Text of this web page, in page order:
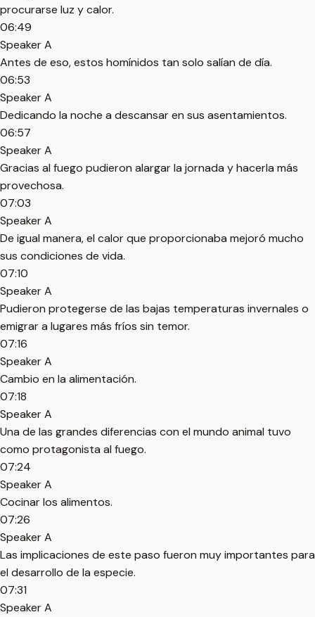
procurarse luz y calor.
06:49
Speaker A
Antes de eso, estos homínidos tan solo salían de día.
06:53
Speaker A
Dedicando la noche a descansar en sus asentamientos.
06:57
Speaker A
Gracias al fuego pudieron alargar la jornada y hacerla más
provechosa.
07:03
Speaker A
De igual manera, el calor que proporcionaba mejoró mucho
sus condiciones de vida.
07:10
Speaker A
Pudieron protegerse de las bajas temperaturas invernales o
emigrar a lugares más fríos sin temor.
07:16
Speaker A
Cambio en la alimentación.
07:18
Speaker A
Una de las grandes diferencias con el mundo animal tuvo
como protagonista al fuego.
07:24
Speaker A
Cocinar los alimentos.
07:26
Speaker A
Las implicaciones de este paso fueron muy importantes para
el desarrollo de la especie.
07:31
Speaker A